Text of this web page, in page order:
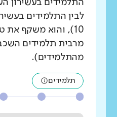
לבין התלמידים
10), והוא משקף את
מהתלמידים).
תלמידים